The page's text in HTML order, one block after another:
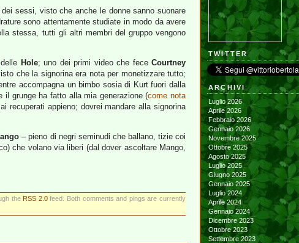
sessi, visto che anche le donne sanno suonare
sono attentamente studiate in modo da avere
stessa, tutti gli altri membri del gruppo vengono
Hole; uno dei primi video che feceCourtney
che la signorina era nota per monetizzare tutto;
accompagna un bimbo sosia di Kurt fuori dalla
il grunge ha fatto alla mia generazione (come nota
recuperati appieno; dovrei mandare alla signorina
– pieno di negri seminudi che ballano, tizie coi
che volano via liberi (dal dover ascoltare Mango,
the RSS 2.0feed. Both comments and pings are currently
TWITTER
ARCHIVI
Luglio 2026
Aprile 2026
Febbraio 2026
Gennaio 2026
Novembre 2025
Ottobre 2025
Agosto 2025
Luglio 2025
Giugno 2025
Gennaio 2025
Luglio 2024
Aprile 2024
Gennaio 2024
Dicembre 2023
Ottobre 2023
Settembre 2023